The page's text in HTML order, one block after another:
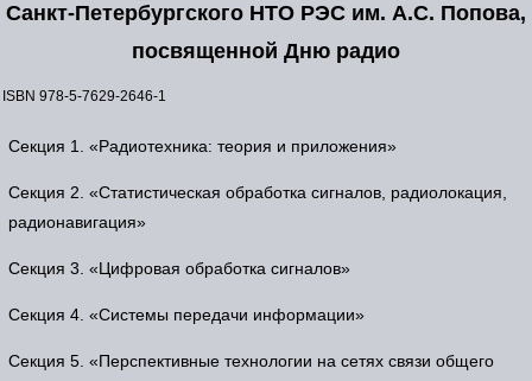
Санкт-Петербургского НТО РЭС им. А.С. Попова,
посвященной Дню радио
ISBN 978-5-7629-2646-1
Секция 1. «Радиотехника: теория и приложения»
Секция 2. «Статистическая обработка сигналов, радиолокация,
радионавигация»
Секция 3. «Цифровая обработка сигналов»
Секция 4. «Системы передачи информации»
Секция 5. «Перспективные технологии на сетях связи общего